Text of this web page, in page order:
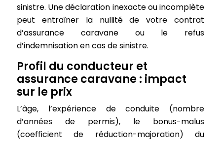
sinistre. Une déclaration inexacte ou incomplète
peut entraîner la nullité de votre contrat
d’assurance caravane ou le refus
d’indemnisation en cas de sinistre.
Profil du conducteur et
assurance caravane : impact
sur le prix
L’âge, l’expérience de conduite (nombre
d’années de permis), le bonus-malus
(coefficient de réduction-majoration) du